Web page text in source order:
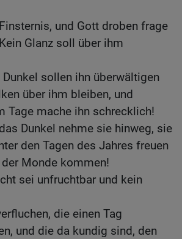
und Gott droben frage
Glanz soll über ihm
sollen ihn überwältigen
über ihm bleiben, und
Tage mache ihn schrecklich!
Dunkel nehme sie hinweg, sie
den Tagen des Jahres freuen
Monde kommen!
sei unfruchtbar und kein
die einen Tag
und die da kundig sind, den